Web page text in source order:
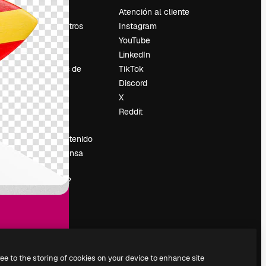
Precios
Sobre nosotros
Reviews
Empleo
Tendencias de
búsqueda
Blog
Eventos
Slidesgo
Vender contenido
Sala de prensa
¿Buscas
magnific.ai?
Atención al cliente
Instagram
YouTube
LinkedIn
TikTok
Discord
X
Reddit
to the storing of cookies on your device to enhance site